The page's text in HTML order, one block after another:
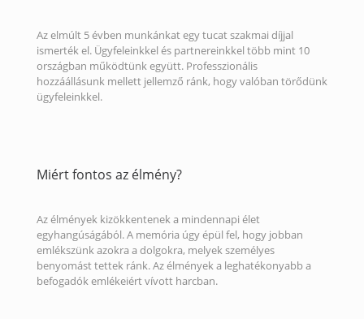
Az elmúlt 5 évben munkánkat egy tucat szakmai díjjal
ismerték el. Ügyfeleinkkel és partnereinkkel több mint 10
országban működtünk együtt. Professzionális
hozzáállásunk mellett jellemző ránk, hogy valóban törődünk
ügyfeleinkkel.
Miért fontos az élmény?
Az élmények kizökkentenek a mindennapi élet
egyhangúságából. A memória úgy épül fel, hogy jobban
emlékszünk azokra a dolgokra, melyek személyes
benyomást tettek ránk. Az élmények a leghatékonyabb a
befogadók emlékeiért vívott harcban.